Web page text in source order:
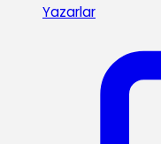
Yazarlar